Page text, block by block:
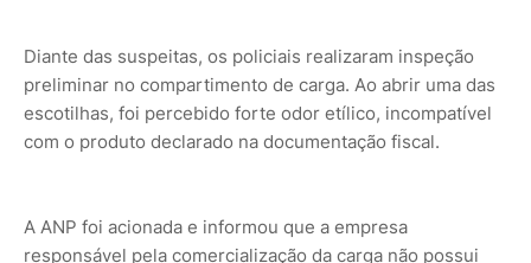
Diante das suspeitas, os policiais realizaram inspeção
preliminar no compartimento de carga. Ao abrir uma das
escotilhas, foi percebido forte odor etílico, incompatível
com o produto declarado na documentação fiscal.
A ANP foi acionada e informou que a empresa
responsável pela comercialização da carga não possui